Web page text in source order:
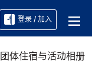
登录 / 加入
团体住宿与活动相册